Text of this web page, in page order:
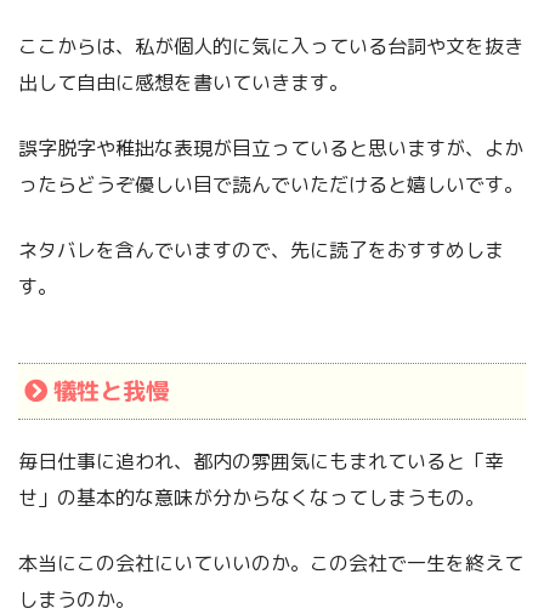
ここからは、私が個人的に気に入っている台詞や文を抜き
出して自由に感想を書いていきます。
誤字脱字や稚拙な表現が目立っていると思いますが、よか
ったらどうぞ優しい目で読んでいただけると嬉しいです。
ネタバレを含んでいますので、先に読了をおすすめしま
す。
犠牲と我慢
毎日仕事に追われ、都内の雰囲気にもまれていると「幸
せ」の基本的な意味が分からなくなってしまうもの。
本当にこの会社にいていいのか。この会社で一生を終えて
しまうのか。